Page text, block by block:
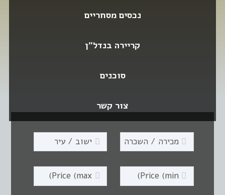
נכסים מסחריים
קריירה בנדל”ן
סוכנים
צור קשר